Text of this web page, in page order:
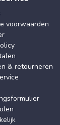
voorwaarden
& retourneren